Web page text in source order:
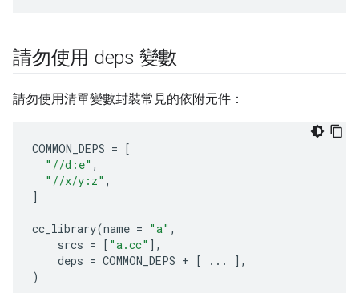
請勿使用 deps 變數
請勿使用清單變數封裝常見的依附元件：
COMMON_DEPS = [
"//d:e" ,
"//x/y:z" ,
]
cc_library(name = "a" ,
srcs = [ "a.cc" ],
deps = COMMON_DEPS + [ ...
],
)